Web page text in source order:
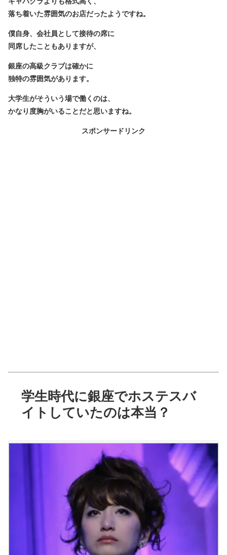
落ち着いた雰囲気のお店だったようですね。
僕自身、会社員として接待の席に
同席したこともありますが、
銀座の高級クラブは確かに
独特の雰囲気があります。
大学生がそういう場で働くのは、
かなり度胸がいることだと思いますね。
スポンサードリンク
学生時代に銀座でホステスバ
イトしていたのは本当？